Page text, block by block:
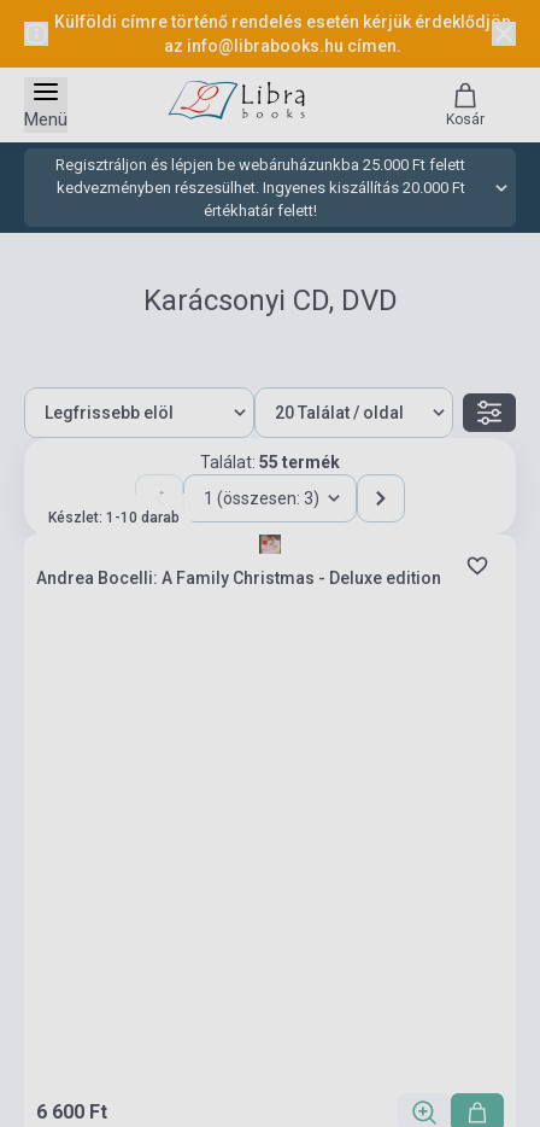
Külföldi címre történő rendelés esetén kérjük érdeklődjön
az info@librabooks.hu címen.
Regisztráljon és lépjen be webáruházunkba 25.000 Ft felett
kedvezményben részesülhet. Ingyenes kiszállítás 20.000 Ft
értékhatár felett!
Menü Kosár
Karácsonyi CD, DVD
Találat: 55 termék
1 (összesen: 3)
Készlet: 1-10 darab
Andrea Bocelli: A Family Christmas - Deluxe edition
6 600 Ft